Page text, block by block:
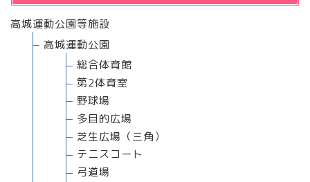
高城運動公園等施設
高城運動公園
総合体育館
第2体育室
野球場
多目的広場
芝生広場（三角）
テニスコート
弓道場